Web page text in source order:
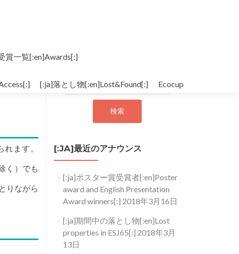
賞一覧[:en]Awards[:]
[:ja]落とし物[:en]Lost&Found[:] Ecocup
ます。
く）でも
りながら
検索:
[:JA]最近のアナウンス
[:ja]ポスター賞受賞者[:en]Poster
award and English Presentation
Award winners[:] 2018年3月16日
[:ja]期間中の落とし物[:en]Lost
properties in ESJ65[:] 2018年3月
13日